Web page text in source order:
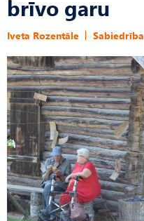
brīvo garu
Iveta Rozentāle Sabiedrība